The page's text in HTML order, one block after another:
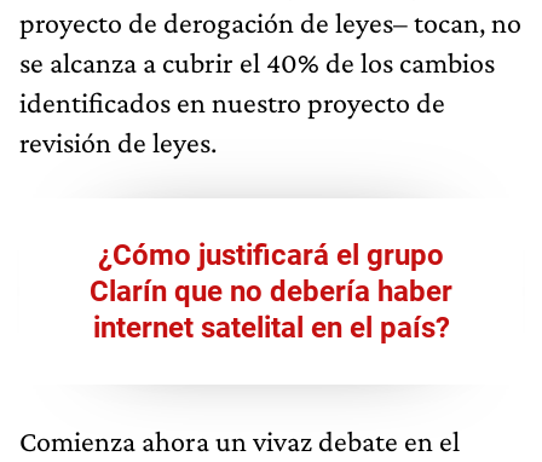
proyecto de derogación de leyes– tocan, no
se alcanza a cubrir el 40% de los cambios
identificados en nuestro proyecto de
revisión de leyes.
¿Cómo justificará el grupo
Clarín que no debería haber
internet satelital en el país?
Comienza ahora un vivaz debate en el